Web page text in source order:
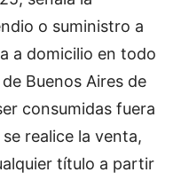
o suministro a
a domicilio en todo
Buenos Aires de
consumidas fuera
realice la venta,
título a partir